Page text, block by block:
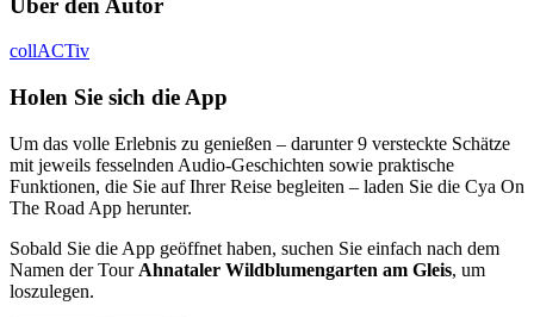
collACTiv
Holen Sie sich die App
Um das volle Erlebnis zu genießen – darunter 9 versteckte Schätze
mit jeweils fesselnden Audio-Geschichten sowie praktische
Funktionen, die Sie auf Ihrer Reise begleiten – laden Sie die Cya On
The Road App herunter.
Sobald Sie die App geöffnet haben, suchen Sie einfach nach dem
Namen der Tour Ahnataler Wildblumengarten am Gleis, um
loszulegen.